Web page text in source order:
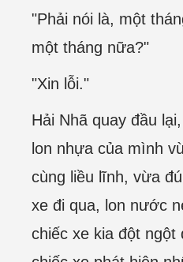
"Phải nói là, một
một tháng nữa?"
"Xin lỗi."
Hải Nhã quay đầu
lon nhựa của mình
cùng liều lĩnh, vừa
xe đi qua, lon nước
chiếc xe kia đột ngột